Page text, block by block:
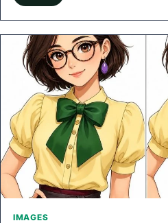
IMAGES